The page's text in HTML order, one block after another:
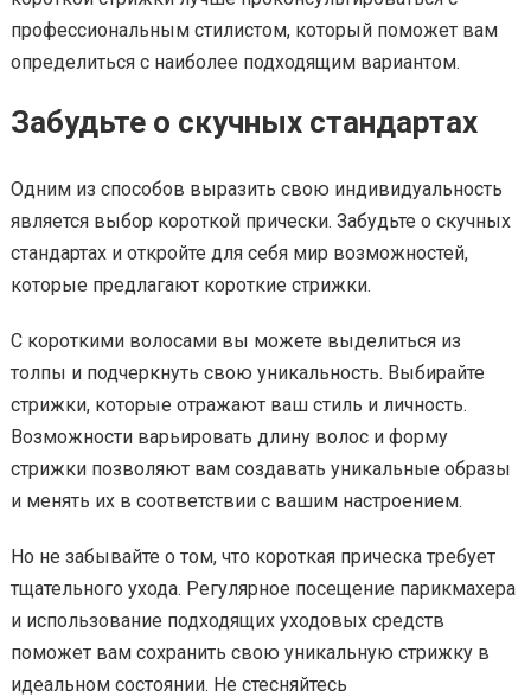
профессиональным стилистом, который поможет вам
определиться с наиболее подходящим вариантом.
Забудьте о скучных стандартах
Одним из способов выразить свою индивидуальность
является выбор короткой прически. Забудьте о скучных
стандартах и откройте для себя мир возможностей,
которые предлагают короткие стрижки.
С короткими волосами вы можете выделиться из
толпы и подчеркнуть свою уникальность. Выбирайте
стрижки, которые отражают ваш стиль и личность.
Возможности варьировать длину волос и форму
стрижки позволяют вам создавать уникальные образы
и менять их в соответствии с вашим настроением.
Но не забывайте о том, что короткая прическа требует
тщательного ухода. Регулярное посещение парикмахера
и использование подходящих уходовых средств
поможет вам сохранить свою уникальную стрижку в
идеальном состоянии. Не стесняйтесь